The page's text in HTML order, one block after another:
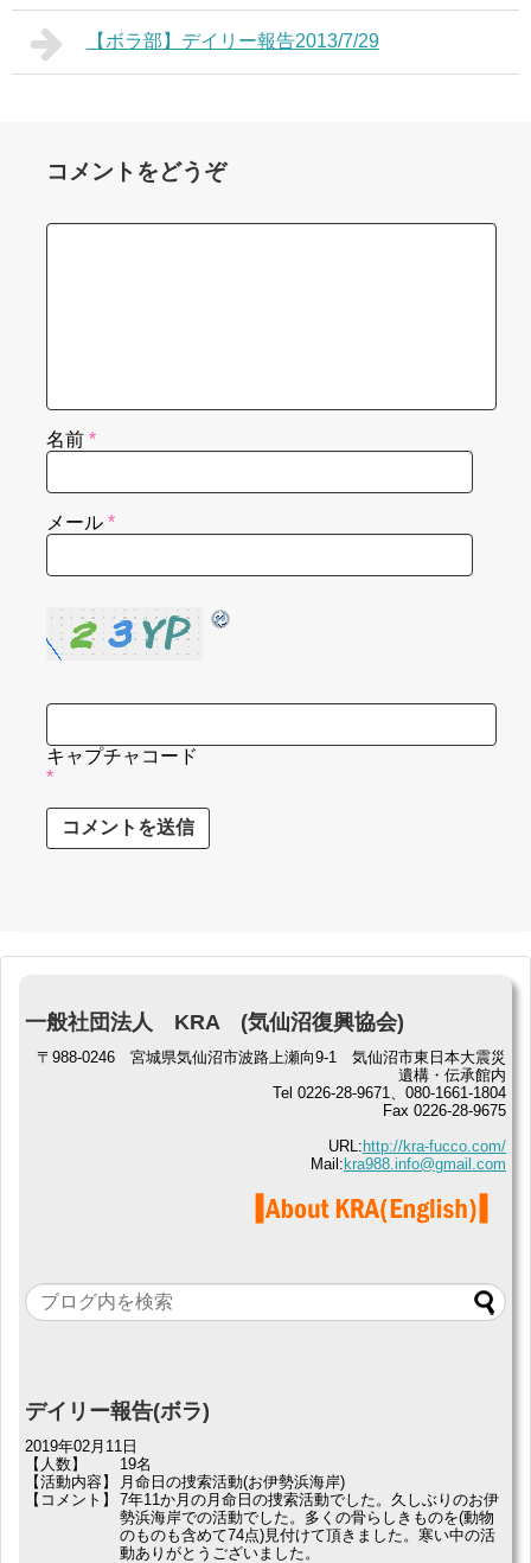
【ボラ部】デイリー報告2013/7/29
コメントをどうぞ
名前 *
メール *
キャプチャコード
*
一般社団法人 KRA (気仙沼復興協会)
〒988-0246 宮城県気仙沼市波路上瀬向9-1 気仙沼市東日本大震災
遺構・伝承館内
Tel 0226-28-9671、080-1661-1804
Fax 0226-28-9675
URL: http://kra-fucco.com/
Mail: kra988.info@gmail.com
デイリー報告(ボラ)
2019年02月11日
【人数】
19名
【活動内容】
月命日の捜索活動(お伊勢浜海岸)
【コメント】
7年11か月の月命日の捜索活動でした。久しぶりのお伊
勢浜海岸での活動でした。多くの骨らしきものを(動物
のものも含めて74点)見付けて頂きました。寒い中の活
動ありがとうございました。